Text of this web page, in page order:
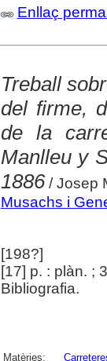
Enllaç
Treball
del firme,
de la
Manlleu y
1886/ Josep
Musachs i
[198?]
[17] p. : plàn. ;
Bibliografia.
Matèries: